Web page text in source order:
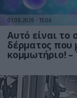
01.08.2026 15:06
Αυτό είναι το
δέρματος που
κομμωτήριο! –